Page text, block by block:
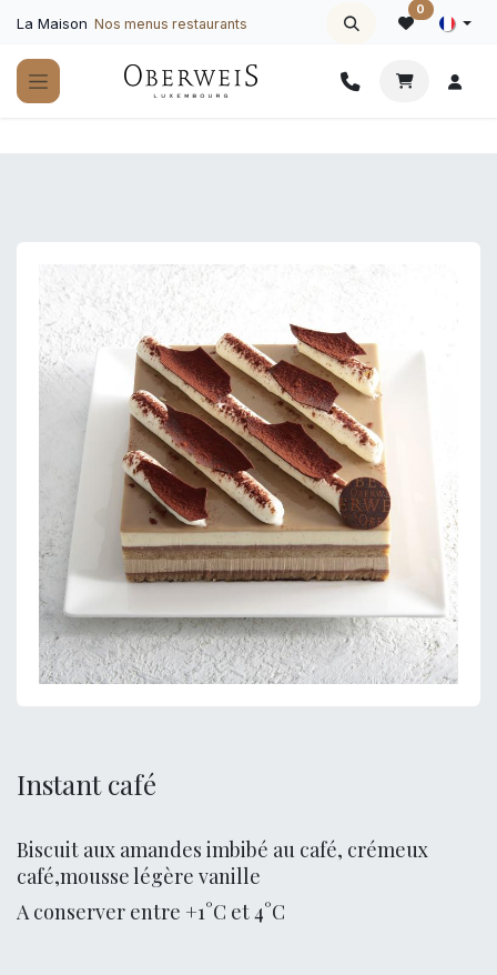
La Maison Nos menus restaurants
0
Instant café
Biscuit aux amandes imbibé au café, crémeux
café,mousse légère vanille
A conserver entre +1°C et 4°C